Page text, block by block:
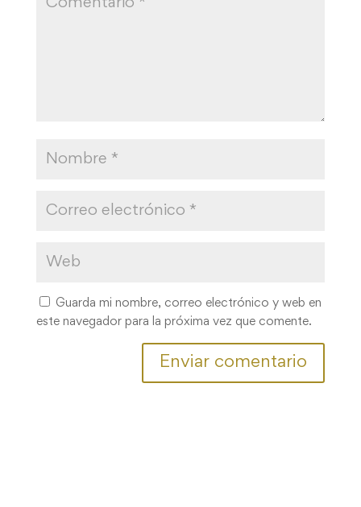
Guarda mi nombre, correo electrónico y web en
este navegador para la próxima vez que comente.